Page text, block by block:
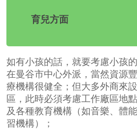
育兒方面
如有小孩的話，就要考慮小孩
在曼谷市中心外派，當然資源
療機構很健全；但大多外商來
區，此時必須考慮工作廠區地
及各種教育機構（如音樂、體
習機構）；